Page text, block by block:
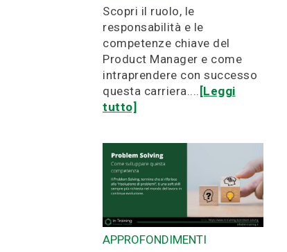
Scopri il ruolo, le
responsabilità e le
competenze chiave del
Product Manager e come
intraprendere con successo
questa carriera.... [Leggi
tutto]
APPROFONDIMENTI